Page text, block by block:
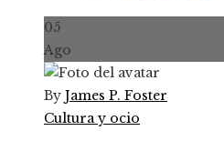
05
Ago
By James P. Foster
Cultura y ocio